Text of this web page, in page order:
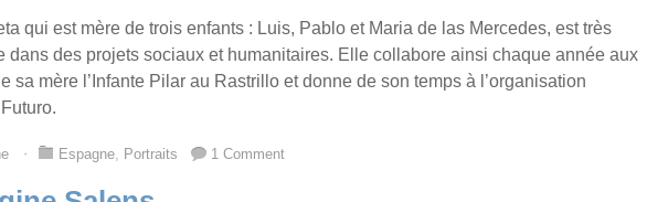
qui est mère de trois enfants : Luis, Pablo et Maria de las Mercedes, est très
dans des projets sociaux et humanitaires. Elle collabore ainsi chaque année aux
sa mère l’Infante Pilar au Rastrillo et donne de son temps à l’organisation
⋅ Espagne, Portraits 1 Comment